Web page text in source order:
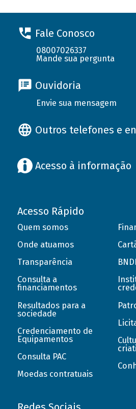
Fale Conosco
08007026337
Mande sua pergunta
Ouvidoria
Envie sua mensagem
Outros telefones e
Acesso à informação
Acesso Rápido
Quem somos
Onde atuamos
Transparência
Consulta a
financiamentos
Resultados para a
sociedade
Credenciamento de
Equipamentos
Consulta PAC
Moedas contratuais